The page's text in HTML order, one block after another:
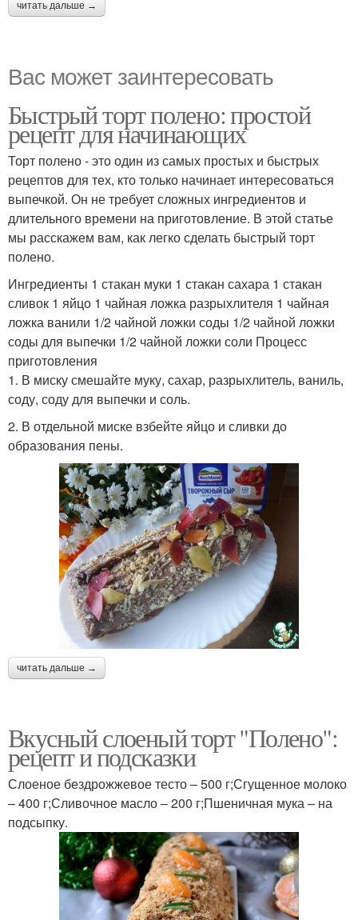
читать дальше →
Вас может заинтересовать
Быстрый торт полено: простой
рецепт для начинающих
Торт полено - это один из самых простых и быстрых
рецептов для тех, кто только начинает интересоваться
выпечкой. Он не требует сложных ингредиентов и
длительного времени на приготовление. В этой статье
мы расскажем вам, как легко сделать быстрый торт
полено.
Ингредиенты 1 стакан муки 1 стакан сахара 1 стакан
сливок 1 яйцо 1 чайная ложка разрыхлителя 1 чайная
ложка ванили 1/2 чайной ложки соды 1/2 чайной ложки
соды для выпечки 1/2 чайной ложки соли Процесс
приготовления
1. В миску смешайте муку, сахар, разрыхлитель, ваниль,
соду, соду для выпечки и соль.
2. В отдельной миске взбейте яйцо и сливки до
образования пены.
читать дальше →
Вкусный слоеный торт "Полено":
рецепт и подсказки
Слоеное бездрожжевое тесто – 500 г;Сгущенное молоко
– 400 г;Сливочное масло – 200 г;Пшеничная мука – на
подсыпку.